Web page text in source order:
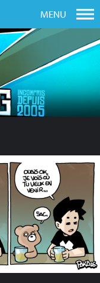
MENU